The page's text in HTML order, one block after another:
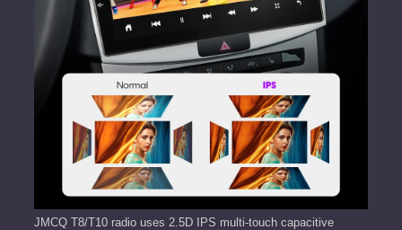
JMCQ T8/T10 radio uses 2.5D IPS multi-touch capacitive